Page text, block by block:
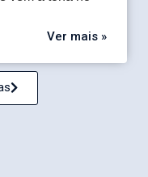
Ver mais »